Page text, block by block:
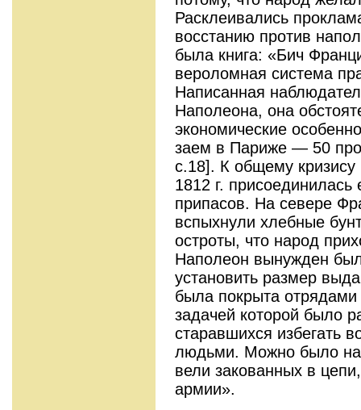
Расклеивались
восстанию против
была книга: «Бич
вероломная система
Написанная
Наполеона, она
экономические
заем в Париже — 50
с.18]. К общему
1812 г.
припасов. На севере
вспыхнули хлебные
остроты, что народ
Наполеон вынужден
установить размер
была покрыта
задачей которой было
старавшихся избегать
людьми. Можно было
вели закованных в
армии».